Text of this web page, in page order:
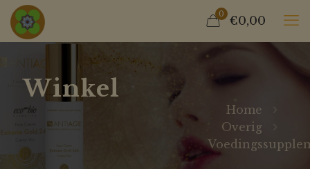
0 €0,00
Winkel
Home
Overig